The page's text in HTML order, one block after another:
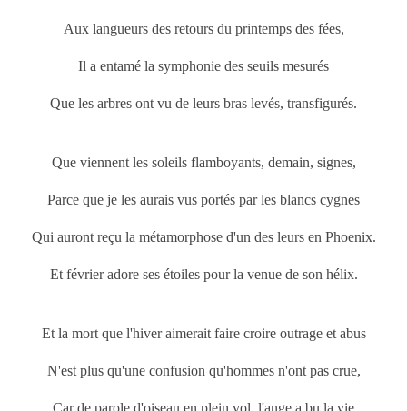
Aux langueurs des retours du printemps des fées,
Il a entamé la symphonie des seuils mesurés
Que les arbres ont vu de leurs bras levés, transfigurés.
Que viennent les soleils flamboyants, demain, signes,
Parce que je les aurais vus portés par les blancs cygnes
Qui auront reçu la métamorphose d'un des leurs en Phoenix.
Et février adore ses étoiles pour la venue de son hélix.
Et la mort que l'hiver aimerait faire croire outrage et abus
N'est plus qu'une confusion qu'hommes n'ont pas crue,
Car de parole d'oiseau en plein vol, l'ange a bu la vie